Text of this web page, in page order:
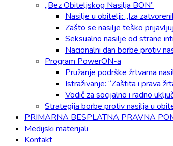
„Bez Obiteljskog Nasilja BON”
Nasilje u obitelji: „Iza
Zašto se nasilje teško
Seksualno nasilje od strane
Nacionalni dan borbe protiv
Program PowerON-a
Pružanje podrške žrtvama
Istraživanje: “Zaštita i prava
Vodič za socijalno i radno
Strategija borbe protiv nasilja u
PRIMARNA BESPLATNA PRAVNA
Medijski materijali
Kontakt